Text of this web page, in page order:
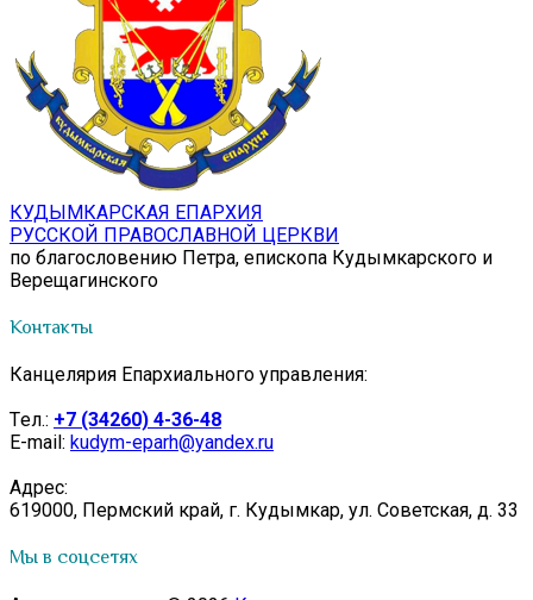
КУДЫМКАРСКАЯ ЕПАРХИЯ
РУССКОЙ ПРАВОСЛАВНОЙ ЦЕРКВИ
по благословению Петра, епископа Кудымкарского и
Верещагинского
Контакты
Канцелярия Епархиального управления:
Tел.: +7 (34260) 4-36-48
E-mail: kudym-eparh@yandex.ru
Адрес:
619000, Пермский край, г. Кудымкар, ул. Советская, д. 33
Мы в соцсетях